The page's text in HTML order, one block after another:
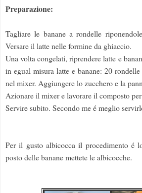
Preparazione:
Tagliare le banane a rondelle
Versare il latte nelle formine da ghiaccio.
Una volta congelati, riprendere latte e
in egual misura latte e banane: 20
nel mixer. Aggiungere lo zucchero e la
Azionare il mixer e lavorare il composto
Servire subito. Secondo me é meglio
Per il gusto albicocca il procedimento é
posto delle banane mettete le albicocche.